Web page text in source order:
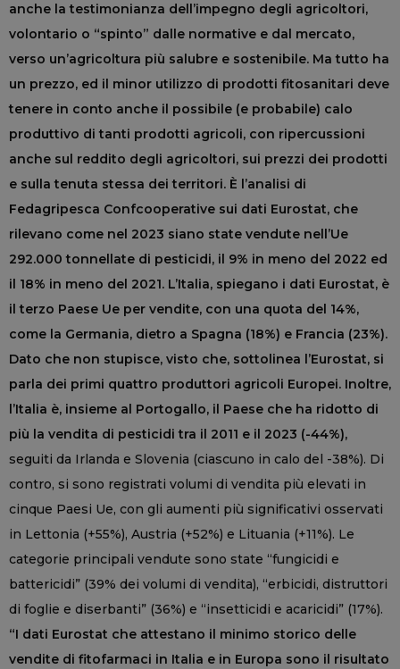
anche la testimonianza dell’impegno degli agricoltori,
volontario o “spinto” dalle normative e dal mercato,
verso un’agricoltura più salubre e sostenibile. Ma tutto ha
un prezzo, ed il minor utilizzo di prodotti fitosanitari deve
tenere in conto anche il possibile (e probabile) calo
produttivo di tanti prodotti agricoli, con ripercussioni
anche sul reddito degli agricoltori, sui prezzi dei prodotti
e sulla tenuta stessa dei territori. È l’analisi di
Fedagripesca Confcooperative sui dati Eurostat, che
rilevano come nel 2023 siano state vendute nell’Ue
292.000 tonnellate di pesticidi, il 9% in meno del 2022 ed
il 18% in meno del 2021. L’Italia, spiegano i dati Eurostat, è
il terzo Paese Ue per vendite, con una quota del 14%,
come la Germania, dietro a Spagna (18%) e Francia (23%).
Dato che non stupisce, visto che, sottolinea l’Eurostat, si
parla dei primi quattro produttori agricoli Europei. Inoltre,
l’Italia è, insieme al Portogallo, il Paese che ha ridotto di
più la vendita di pesticidi tra il 2011 e il 2023 (-44%),
seguiti da Irlanda e Slovenia (ciascuno in calo del -38%). Di
contro, si sono registrati volumi di vendita più elevati in
cinque Paesi Ue, con gli aumenti più significativi osservati
in Lettonia (+55%), Austria (+52%) e Lituania (+11%). Le
categorie principali vendute sono state “fungicidi e
battericidi” (39% dei volumi di vendita), “erbicidi, distruttori
di foglie e diserbanti” (36%) e “insetticidi e acaricidi” (17%).
“I dati Eurostat che attestano il minimo storico delle
vendite di fitofarmaci in Italia e in Europa sono il risultato